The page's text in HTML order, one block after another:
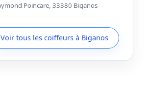
Poincare, 33380 Biganos
Voir tous les coiffeurs à Biganos